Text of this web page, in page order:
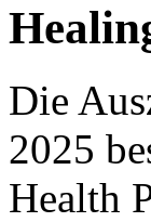
Die
2025
Health